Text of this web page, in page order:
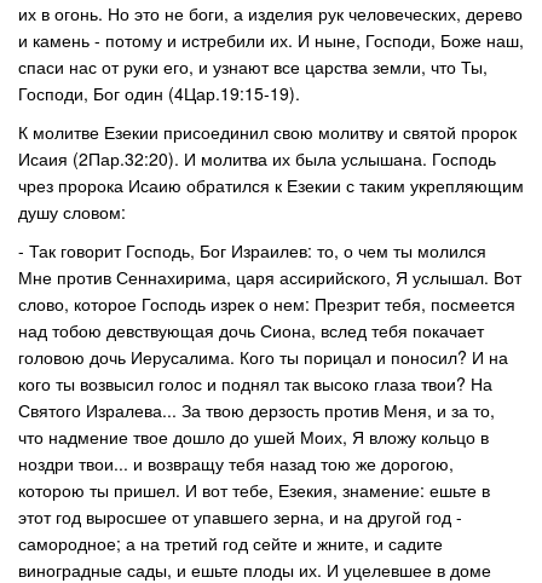
их в огонь. Но это не боги, а изделия рук человеческих, дерево
и камень - потому и истребили их. И ныне, Господи, Боже наш,
спаси нас от руки его, и узнают все царства земли, что Ты,
Господи, Бог один (4Цар.19:15-19).
К молитве Езекии присоединил свою молитву и святой пророк
Исаия (2Пар.32:20). И молитва их была услышана. Господь
чрез пророка Исаию обратился к Езекии с таким укрепляющим
душу словом:
- Так говорит Господь, Бог Израилев: то, о чем ты молился
Мне против Сеннахирима, царя ассирийского, Я услышал. Вот
слово, которое Господь изрек о нем: Презрит тебя, посмеется
над тобою девствующая дочь Сиона, вслед тебя покачает
головою дочь Иерусалима. Кого ты порицал и поносил? И на
кого ты возвысил голос и поднял так высоко глаза твои? На
Святого Изралева... За твою дерзость против Меня, и за то,
что надмение твое дошло до ушей Моих, Я вложу кольцо в
ноздри твои... и возвращу тебя назад тою же дорогою,
которою ты пришел. И вот тебе, Езекия, знамение: ешьте в
этот год выросшее от упавшего зерна, и на другой год -
самородное; а на третий год сейте и жните, и садите
виноградные сады, и ешьте плоды их. И уцелевшее в доме